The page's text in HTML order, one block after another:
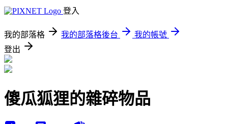
登入
我的部落格 我的部落格後台
我的帳號
登出
傻瓜狐狸的雜碎物品